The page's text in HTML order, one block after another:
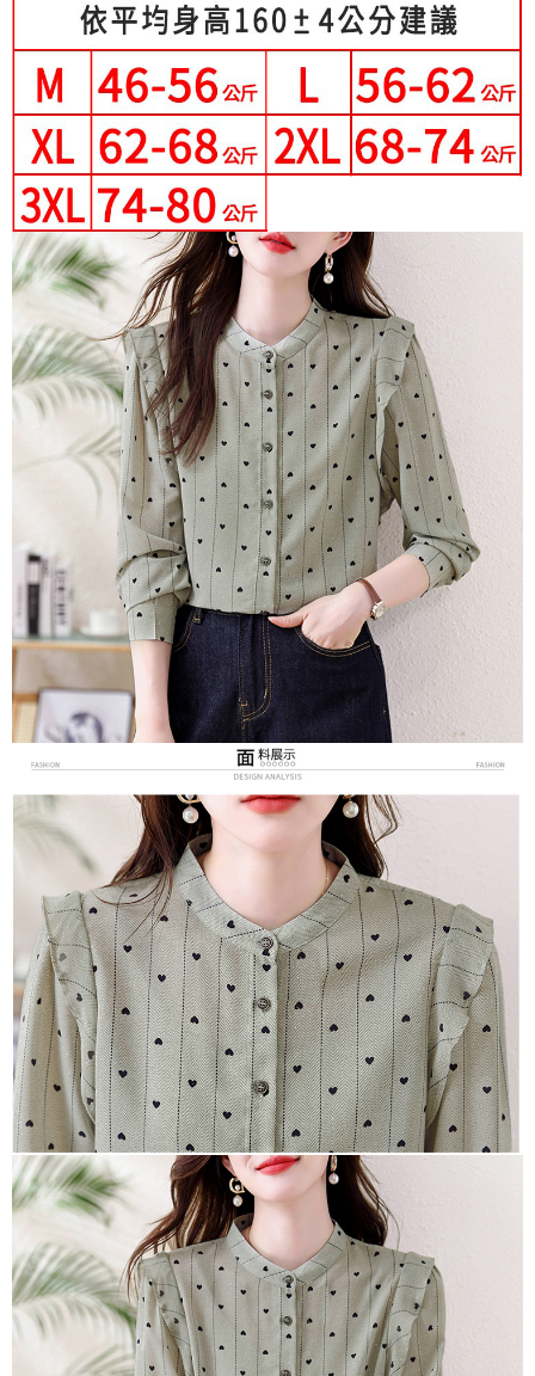
【注意事項】
1.本服務係由「台灣大哥大股份有限公司」（以下簡稱本公司）所提供，讓
用戶於交易時，得透過本服務購買商品或服務，並由商店將買賣／分期付款
買賣價金債權讓與本公司後，依約使用本公司帳單繳交帳款。
2.基於同意付款使用「大哥付你分期」之契約關係目的，商店將以您的個人
資料（包含姓名、電話或地址）提供予台灣大哥大進項蒐集、處理及利用，
由本公司與您本人進行分期帳單所需資料之確認、核對及更正。
3.完整用戶服務條款，請詳閱以下連結：https://oppay.tw/userRule
ATM／網路銀行／等多元方式進行付款，方視為交易完成。
※ 請注意：結帳手續完成當下不需立刻繳費，但若您需要取消訂單，請聯絡
後付繳納相關費用。
※ 交易是否成功請以「AFTEE先享後付 」之結帳頁面顯示為準，若有關於
是否繳費成功／繳費後需取消欲退款等相關疑問，請聯繫「AFTEE先享後付
客戶支援中心」
https://netprotections.freshdesk.com/support/home
【注意事項】
１．透過由恩沛科技股份有限公司提供之「AFTEE先享後付」服務完成之交
易，需依本服務之必要範圍內提供個人資料，並將交易相關給付款項請求債
權轉讓予恩沛科技股份有限公司。
２．關於個人資料處理事宜，請瀏覽以下網址：
https://aftee.tw/terms/#terms3
３．未成年的使用者請事先徵得法定代理人或監護人之同意方可使用
「AFTEE先享後付」，若未經同意申辦者引起之損失，本公司不負相關責
任。
４．使用「AFTEE先享後付」時，將依據個別帳號之用戶狀況，依本公司即
時審查核予不同之上限額度；若仍有額度不足之情形，本公司將視審查結果
請求用戶進行身份認證。
５．嚴禁一人註冊多個帳號或使用他人資訊註冊。若發現惡意使用之情形，
恩沛科技股份有限公司將有權停止該用戶之使用額度並採取法律行動。
付款後全家取貨
每筆NT$80，滿NT$699(含以上)免運費
付款後萊爾富取貨
每筆NT$80，滿NT$699(含以上)免運費
7-11付款取貨
每筆NT$80，滿NT$699(含以上)免運費
付款後7-11取貨
每筆NT$80，滿NT$699(含以上)免運費
宅配
每筆NT$70，滿NT$699(含以上)免運費
離島-郵局寄送
每筆NT$90，滿NT$699(含以上)免運費
國家/地區配送 查看運費